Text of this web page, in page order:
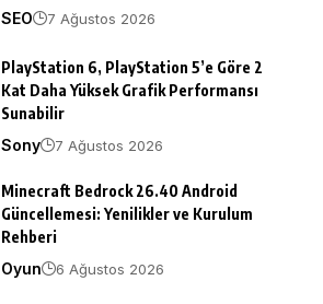
SEO
7 Ağustos 2026
PlayStation 6, PlayStation 5’e Göre 2
Kat Daha Yüksek Grafik Performansı
Sunabilir
Sony
7 Ağustos 2026
Minecraft Bedrock 26.40 Android
Güncellemesi: Yenilikler ve Kurulum
Rehberi
Oyun
6 Ağustos 2026